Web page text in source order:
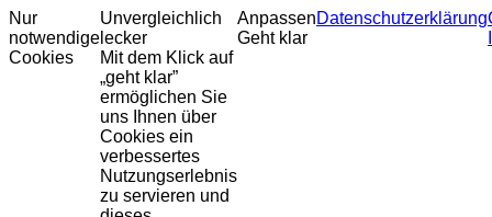
Nur
notwendige
Cookies
Unvergleichlich
lecker
Mit dem Klick auf
„geht klar”
ermöglichen Sie
uns Ihnen über
Cookies ein
verbessertes
Nutzungserlebnis
zu servieren und
Anpassen
Geht klar
Datenschutzerklärung